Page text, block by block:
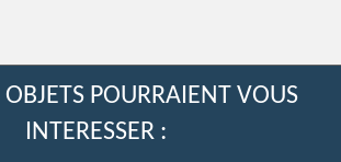
POURRAIENT VOUS
INTERESSER :